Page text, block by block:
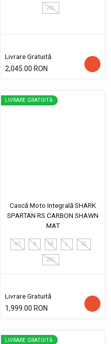
2XL
Livrare Gratuită
2,045.00 RON
LIVRARE GRATUITĂ
Cască Moto Integrală SHARK
SPARTAN RS CARBON SHAWN
MAT
XS S M L XL
2XL
Livrare Gratuită
1,999.00 RON
LIVRARE GRATUITĂ